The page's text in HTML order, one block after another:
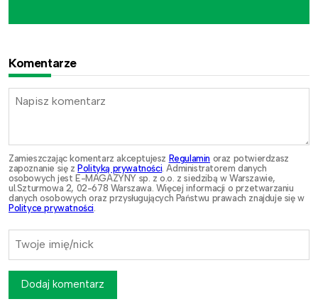
Komentarze
Zamieszczając komentarz akceptujesz Regulamin oraz potwierdzasz
zapoznanie się z Polityką prywatności. Administratorem danych
osobowych jest E-MAGAZYNY sp. z o.o. z siedzibą w Warszawie,
ul.Szturmowa 2, 02-678 Warszawa. Więcej informacji o przetwarzaniu
danych osobowych oraz przysługujących Państwu prawach znajduje się w
Polityce prywatności.
Dodaj komentarz